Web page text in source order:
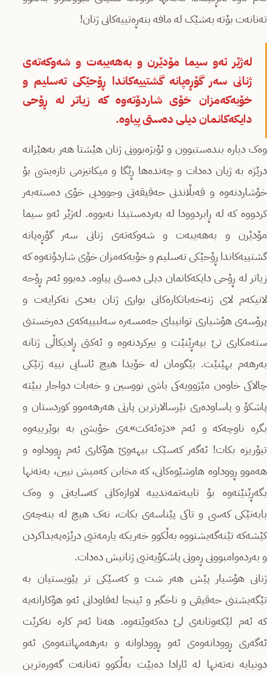
تەنانەت بۆتە بەشێک لە مافە بنەڕەتییەکانی ژنان!
لەژێر ئەو سیما مۆدێرن و بەهەیبەت و شەوکەتەی
ژنانی سەر گۆڕەپانە گشتییەکاندا ڕۆحێکی تەسلیم و
خۆبەکەمزان خۆی شاردۆتەوە کە زیاتر لە ڕۆحی
دایکەکانمان دیلی دەستی پیاوە.
وەک دیارە بندەستبوون و ئۆبژەبوونی ژنان هێشتا هەر بەهێزانە
درێژە بە ژیان دەدات و چەندەها ڕێگا و میکانیزمی تازەیشی بۆ
خۆشاردنەوە و قەبڵاندنی حەقیقەتی وجوودیی خۆی دەستەبەر
کردووە کە لە ڕابردوودا لە بەردەستیدا نەبووە. لەژێر ئەو سیما
مۆدێرن و بەهەیبەت و شەوکەتەی ژنانی سەر گۆڕەپانە
گشتییەکاندا ڕۆحێکی تەسلیم و خۆبەکەمزان خۆی شاردۆتەوە کە
زیاتر لە ڕۆحی دایکەکانمان دیلی دەستی پیاوە. دەبوو ئەم ڕۆحە
لانیکەم لای ژنەخەباتکارەکانی بواری ژنان بەدی نەکرایەت و
پرۆسەی هۆشیاری توانیبای جەمسەرە سەلبییەکەی دەرخستنی
ستەمکاری تێ بپەڕێنێت و بیرکردنەوە و ئەکتی ڕادیکاڵی ژنانە
بەرهەم بهێنێت. بێگومان لە خۆیدا هیچ ئاسایی نییە ژنێکی
چالاکی خاوەن مێژوویەکی باشی نووسین و خەبات دواجار ببێتە
پاشکۆ و پاساودەری نێرسالارترین پارتی هەرهەموو کوردستان و
بگرە ناوچەکە و ئەم «دژەئەکت»ـەی خۆیشی بە بوێرییەوە
تیۆریزە بکات! ئەگەر کەسێک بیهەوێ هۆکاری ئەم ڕووداوە و
هەموو ڕووداوە هاوشێوەکانی، کە مخابن کەمیش نیین، بەتەنها
بگەڕێنێتەوە بۆ تایبەتمەندییە لاوازەکانی کەسایەتی و وەک
بابەتێکی کەسی و تاکی پێناسەی بکات، نەک هیچ لە بنەچەی
کێشەکە تێنەگەیشتووە بەڵکوو خەریکە یارمەتیی درێژەپەیداکردن
و بەردەوامبوونی ڕەوتی پاشکۆیەتیی ژنانیش دەدات.
ژنانی هۆشیار پێش هەر شت و کەسێکی تر پێویستیان بە
تێگەیشتنی حەقیقی و ناخگیر و ئینجا لەقاودانی ئەو هۆکارانەیە
کە ئەم لێکەوتانەی لێ دەکەوێتەوە. هەتا ئەم کارە نەکرێت
ئەگەری ڕوودانەوەی ئەو ڕووداوانە و بەرهەمهاتنەوەی ئەو
دونیایە نەتەنها لە ئارادا دەبێت بەڵکوو تەنانەت گەورەترین